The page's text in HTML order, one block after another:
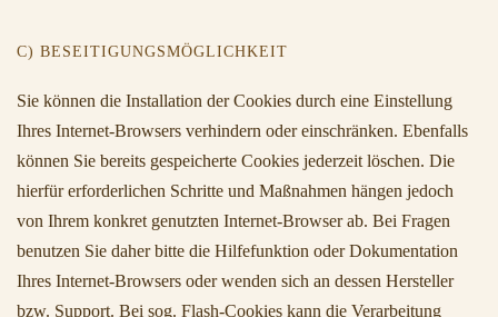
C) BESEITIGUNGSMÖGLICHKEIT
Sie können die Installation der Cookies durch eine Einstellung
Ihres Internet-Browsers verhindern oder einschränken. Ebenfalls
können Sie bereits gespeicherte Cookies jederzeit löschen. Die
hierfür erforderlichen Schritte und Maßnahmen hängen jedoch
von Ihrem konkret genutzten Internet-Browser ab. Bei Fragen
benutzen Sie daher bitte die Hilfefunktion oder Dokumentation
Ihres Internet-Browsers oder wenden sich an dessen Hersteller
bzw. Support. Bei sog. Flash-Cookies kann die Verarbeitung